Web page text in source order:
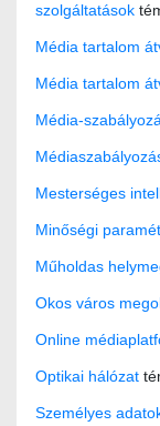
szolgáltatások
Média tartalom
Média tartalom
Média-
Mesterséges
Minőségi
Műholdas
Okos város
Online
Optikai hálózat
Személyes